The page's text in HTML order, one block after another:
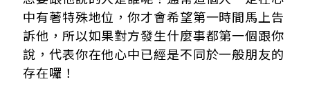
中有著特殊地位，你才會希望第一時間馬上告
訴他，所以如果對方發生什麼事都第一個跟你
說，代表你在他心中已經是不同於一般朋友的
存在囉！